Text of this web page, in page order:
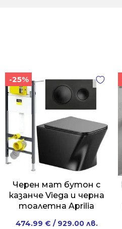
-25%
Черен мат бутон с
казанче Viega и черна
тоалетна Aprilia
Original
474.99 € / 929.00 лв.
Current